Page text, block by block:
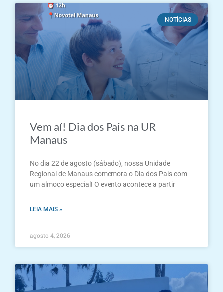
NOTÍCIAS
Vem aí! Dia dos Pais na UR
Manaus
No dia 22 de agosto (sábado), nossa Unidade
Regional de Manaus comemora o Dia dos Pais com
um almoço especial! O evento acontece a partir
LEIA MAIS »
agosto 4, 2026